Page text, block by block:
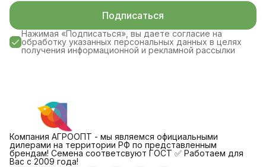
Подписаться
Нажимая «Подписаться», вы даете согласие на
обработку указанных персональных данных в целях
получения информационной и рекламной рассылки
Компания АГРООПТ - мы являемся официальными
дилерами на территории РФ по представленным
брендам! Семена соответсвуют ГОСТ ✅ Работаем для
Вас с 2009 года!